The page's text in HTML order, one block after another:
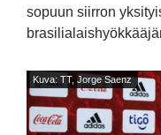
sopuun siirron
Kuva: TT, Jorge Saenz